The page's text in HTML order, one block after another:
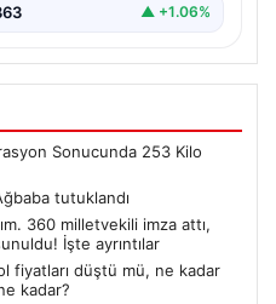
▲ +1.06%
Sonucunda 253 Kilo
tutuklandı
360 milletvekili imza attı,
İşte ayrıntılar
fiyatları düştü mü, ne kadar
kadar?